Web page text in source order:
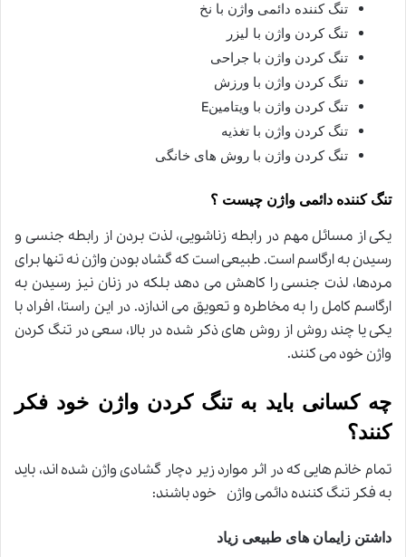
تنگ کننده دائمی واژن با نخ
تنگ کردن واژن با لیزر
تنگ کردن واژن با جراحی
تنگ کردن واژن با ورزش
تنگ کردن واژن با ویتامینE
تنگ کردن واژن با تغذیه
تنگ کردن واژن با روش های خانگی
تنگ کننده دائمی واژن چیست ؟
یکی از مسائل مهم در رابطه زناشویی، لذت بردن از رابطه جنسی و
رسیدن به ارگاسم است. طبیعی است که گشاد بودن واژن نه تنها برای
مردها، لذت جنسی را کاهش می دهد بلکه در زنان نیز رسیدن به
ارگاسم کامل را به مخاطره و تعویق می اندازد. در این راستا، افراد با
یکی یا چند روش از روش های ذکر شده در بالا، سعی در تنگ کردن
واژن خود می کنند.
چه کسانی باید به تنگ کردن واژن خود فکر
کنند؟
تمام خانم هایی که در اثر موارد زیر دچار گشادی واژن شده اند، باید
به فکر تنگ کننده دائمی واژن خود باشند:
داشتن زایمان های طبیعی زیاد